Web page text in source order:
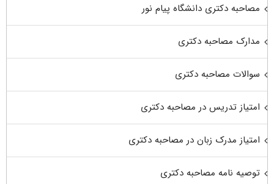
مصاحبه دکتری دانشگاه پیام نور
مدارک مصاحبه دکتری
سوالات مصاحبه دکتری
امتیاز تدریس در مصاحبه دکتری
امتیاز مدرک زبان در مصاحبه دکتری
توصیه نامه مصاحبه دکتری